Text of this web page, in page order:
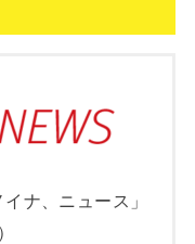
ナ、ニュース」